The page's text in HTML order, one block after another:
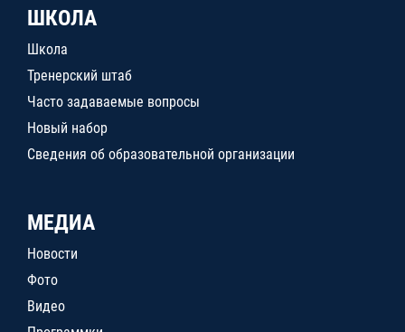
ШКОЛА
Школа
Тренерский штаб
Часто задаваемые вопросы
Новый набор
Сведения об образовательной организации
МЕДИА
Новости
Фото
Видео